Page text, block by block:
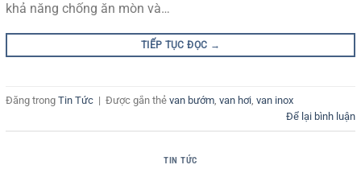
khả năng chống ăn mòn và…
TIẾP TỤC ĐỌC →
Đăng trong Tin Tức | Được gắn thẻ van bướm van hơi van inox
Để lại bình luận
TIN TỨC